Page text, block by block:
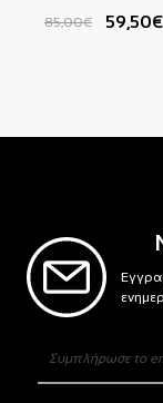
85,00€ 59,50€